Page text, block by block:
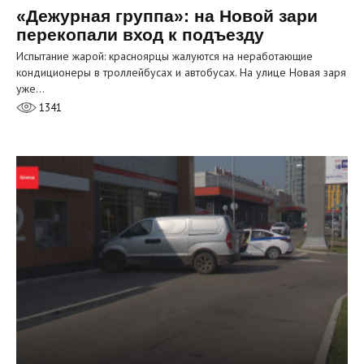
«Дежурная группа»: на Новой зари
перекопали вход к подъезду
Испытание жарой: красноярцы жалуются на неработающие
кондиционеры в троллейбусах и автобусах. На улице Новая заря
уже…
1341